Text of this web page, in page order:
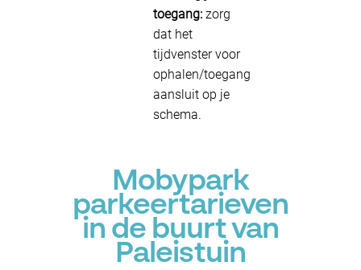
toegang: zorg
dat het
tijdvenster voor
ophalen/toegang
aansluit op je
schema.
Mobypark
parkeertarieven
in de buurt van
Paleistuin